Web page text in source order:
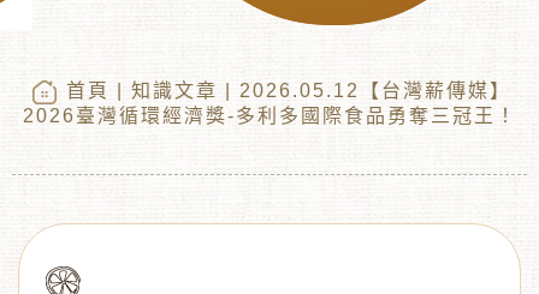
首頁 知識文章 | 2026.05.12【台灣薪傳媒】
2026臺灣循環經濟獎-多利多國際食品勇奪三冠王！